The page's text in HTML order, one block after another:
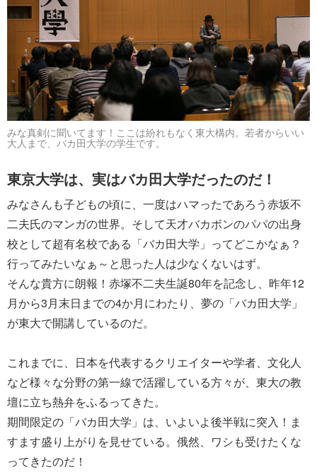
みな真剣に聞いてます！ここは紛れもなく東大構内。若者からいい
大人まで、バカ田大学の学生です。
東京大学は、実はバカ田大学だったのだ！
みなさんも子どもの頃に、一度はハマったであろう赤坂不
二夫氏のマンガの世界。そして天才バカボンのパパの出身
校として超有名校である「バカ田大学」ってどこかなぁ？
行ってみたいなぁ～と思った人は少なくないはず。
そんな貴方に朗報！赤塚不二夫生誕80年を記念し、昨年12
月から3月末日までの4か月にわたり、夢の「バカ田大学」
が東大で開講しているのだ。
これまでに、日本を代表するクリエイターや学者、文化人
など様々な分野の第一線で活躍している方々が、東大の教
壇に立ち熱弁をふるってきた。
期間限定の「バカ田大学」は、いよいよ後半戦に突入！ま
すます盛り上がりを見せている。俄然、ワシも受けたくな
ってきたのだ！